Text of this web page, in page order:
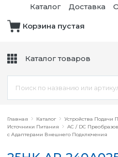
Главная Каталог
Устройства Подачи
Источники Питания
AC / DC
с Адаптерами Внешнего Подключения
Каталог Доставка
Корзина пустая
Каталог товаров
Безопасности,
Товары для Чистых
Цепи
Оборудование